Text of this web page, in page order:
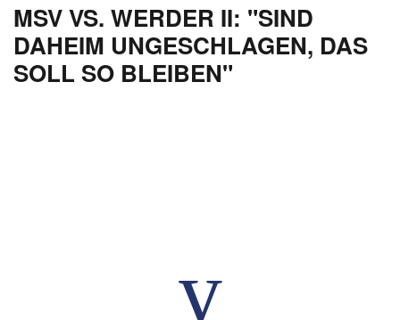
MSV VS. WERDER II: "SIND
DAHEIM UNGESCHLAGEN, DAS
SOLL SO BLEIBEN"